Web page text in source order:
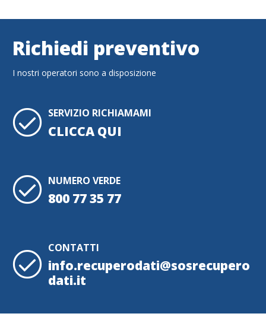
Richiedi preventivo
I nostri operatori sono a disposizione
SERVIZIO RICHIAMAMI
CLICCA QUI
NUMERO VERDE
800 77 35 77
CONTATTI
info.recuperodati@sosrecupero
dati.it